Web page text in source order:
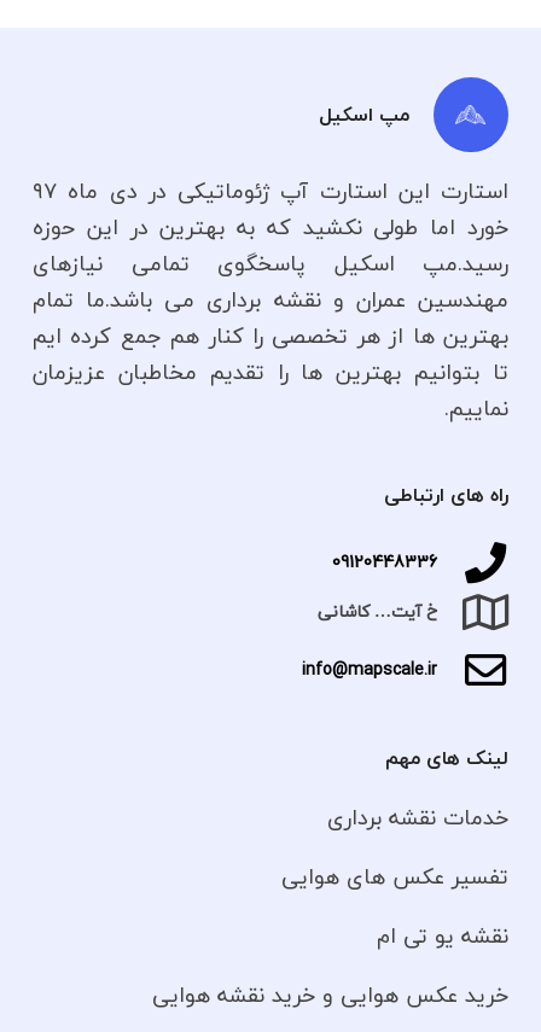
مپ اسکیل
استارت این استارت آپ ژئوماتیکی در دی ماه ۹۷
خورد اما طولی نکشید که به بهترین در این حوزه
رسید.مپ اسکیل پاسخگوی تمامی نیازهای
مهندسین عمران و نقشه برداری می باشد.ما تمام
بهترین ها از هر تخصصی را کنار هم جمع کرده ایم
تا بتوانیم بهترین ها را تقدیم مخاطبان عزیزمان
نماییم.
راه های ارتباطی
09120448336
خ آیت… کاشانی
info@mapscale.ir
لینک های مهم
خدمات نقشه برداری
تفسیر عکس های هوایی
نقشه یو تی ام
خرید عکس هوایی و خرید نقشه هوایی